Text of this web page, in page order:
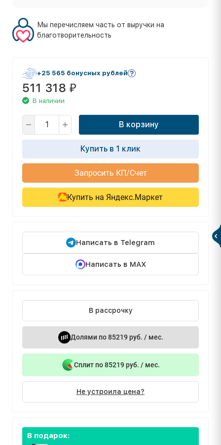
Мы перечисляем часть от выручки на
благотворительность
+25 565 бонусных рублей
511 318 ₽
В наличии
В корзину
Купить в 1 клик
Запросить КП/Счет
Купить на Яндекс.Маркет
Написать в Telegram
Написать в MAX
В рассрочку
Долями по 85219 руб. / мес.
Сплит по 85219 руб. / мес.
Не устроила цена?
В подарок: